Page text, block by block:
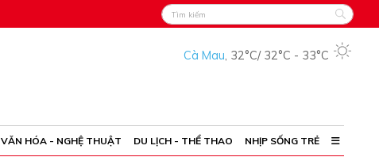
Cà Mau, 32°C/ 32°C - 33°C
VĂN HÓA - NGHỆ THUẬT DU LỊCH - THỂ THAO NHỊP SỐNG TRẺ